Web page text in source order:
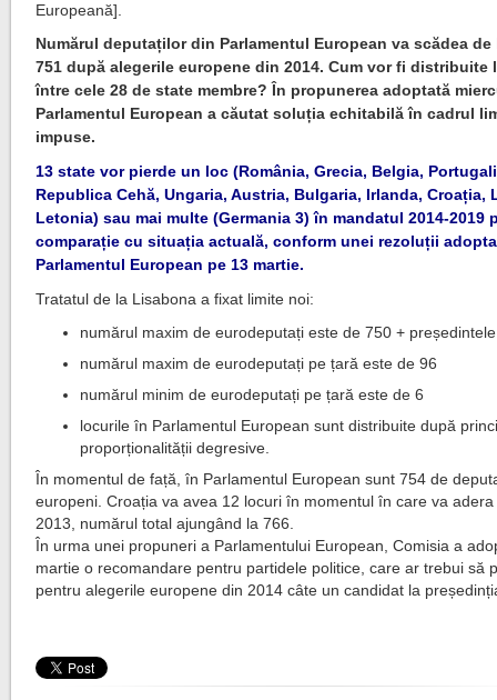
Europeană].
Numărul deputaților din Parlamentul European va scădea de
751 după alegerile europene din 2014. Cum vor fi distribuite
între cele 28 de state membre? În propunerea adoptată
Parlamentul European a căutat soluția echitabilă în cadrul
impuse.
13 state vor pierde un loc (România, Grecia, Belgia,
Republica Cehă, Ungaria, Austria, Bulgaria, Irlanda, Croația,
Letonia) sau mai multe (Germania 3) în mandatul 2014-2019
comparație cu situația actuală, conform unei rezoluții
Parlamentul European pe 13 martie.
Tratatul de la Lisabona a fixat limite noi:
numărul maxim de eurodeputați este de 750 + președintele
numărul maxim de eurodeputați pe țară este de 96
numărul minim de eurodeputați pe țară este de 6
locurile în Parlamentul European sunt distribuite după
proporționalității degresive.
În momentul de față, în Parlamentul European sunt 754 de
europeni. Croația va avea 12 locuri în momentul în care va
2013, numărul total ajungând la 766.
În urma unei propuneri a Parlamentului European, Comisia a
martie o recomandare pentru partidele politice, care ar trebui să
pentru alegerile europene din 2014 câte un candidat la